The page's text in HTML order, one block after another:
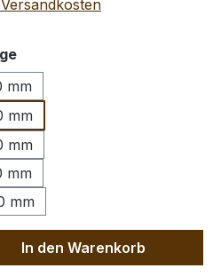
auswählen
mm
mm
mm
mm
mm
den
In den Warenkorb